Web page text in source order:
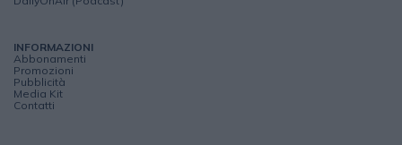
INFORMAZIONI
Abbonamenti
Promozioni
Pubblicità
Media Kit
Contatti